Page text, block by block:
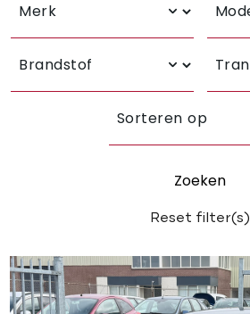
Zoeken
Reset filter(s)